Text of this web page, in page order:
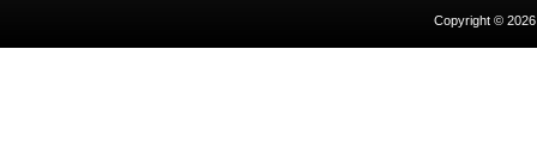
Copyright ©